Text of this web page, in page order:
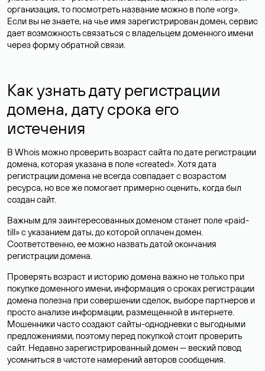
организация, то посмотреть название можно в поле «org».
Если вы не знаете, на чье имя зарегистрирован домен, сервис
дает возможность связаться с владельцем доменного имени
через форму обратной связи.
Как узнать дату регистрации
домена, дату срока его
истечения
В Whois можно проверить возраст сайта по дате регистрации
домена, которая указана в поле «created». Хотя дата
регистрации домена не всегда совпадает с возрастом
ресурса, но все же помогает примерно оценить, когда был
создан сайт.
Важным для заинтересованных доменом станет поле «paid-
till» с указанием даты, до которой оплачен домен.
Соответственно, ее можно назвать датой окончания
регистрации домена.
Проверять возраст и историю домена важно не только при
покупке доменного имени, информация о сроках регистрации
домена полезна при совершении сделок, выборе партнеров и
просто анализе информации, размещенной в интернете.
Мошенники часто создают сайты-однодневки с выгодными
предложениями, поэтому перед покупкой стоит проверить
сайт. Недавно зарегистрированный домен — веский повод
усомниться в чистоте намерений авторов сообщения.